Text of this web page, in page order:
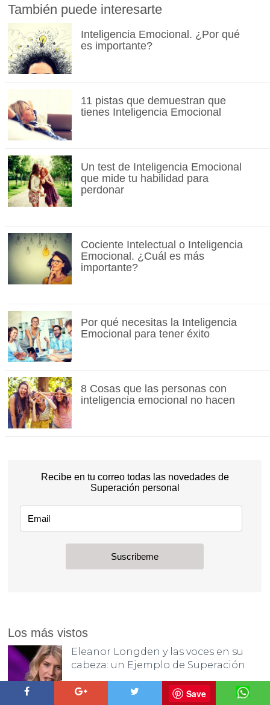
También puede interesarte
Inteligencia Emocional. ¿Por qué
es importante?
11 pistas que demuestran que
tienes Inteligencia Emocional
Un test de Inteligencia Emocional
que mide tu habilidad para
perdonar
Cociente Intelectual o Inteligencia
Emocional. ¿Cuál es más
importante?
Por qué necesitas la Inteligencia
Emocional para tener éxito
8 Cosas que las personas con
inteligencia emocional no hacen
Los más vistos
Eleanor Longden y las voces en su
cabeza: un Ejemplo de Superación
Save